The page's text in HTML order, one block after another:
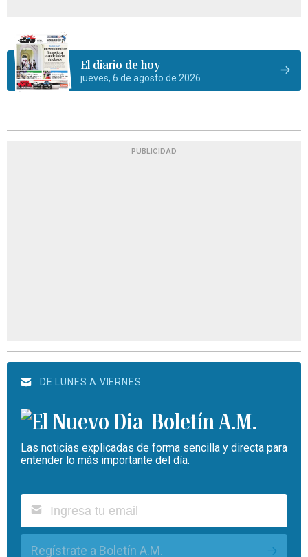
El diario de hoy
jueves, 6 de agosto de 2026
PUBLICIDAD
DE LUNES A VIERNES
Boletín A.M.
Las noticias explicadas de forma sencilla y directa para
entender lo más importante del día.
Regístrate a Boletín A.M.